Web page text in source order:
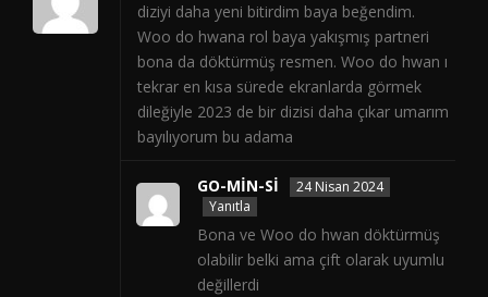
diziyi daha yeni bitirdim baya beğendim.
Woo do hwana rol baya yakışmış partneri
bona da döktürmüş resmen. Woo do hwan ı
tekrar en kısa sürede ekranlarda görmek
dileğiyle 2023 de bir dizisi daha çıkar umarım
bayılıyorum bu adama
GO-MİN-Sİ
24 Nisan 2024
Yanıtla
Bona ve Woo do hwan döktürmüş
olabilir belki ama çift olarak uyumlu
değillerdi